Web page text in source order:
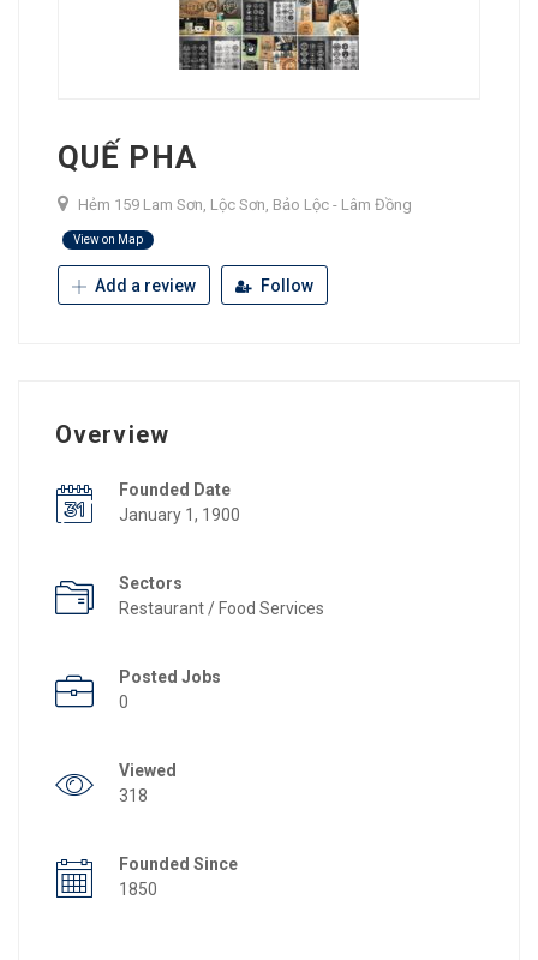
QUẾ PHA
Hẻm 159 Lam Sơn, Lộc Sơn, Bảo Lộc - Lâm Đồng
View on Map
Add a review Follow
Overview
Founded Date
January 1, 1900
Sectors
Restaurant / Food Services
Posted Jobs
0
Viewed
318
Founded Since
1850